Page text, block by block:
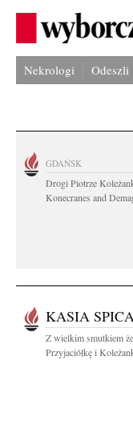
Nekrologi Odeszli
GDAŃSK
Drogi Piotrze
Konecranes and
KASIA
Z wielkim smutkiem
Przyjaciółkę i